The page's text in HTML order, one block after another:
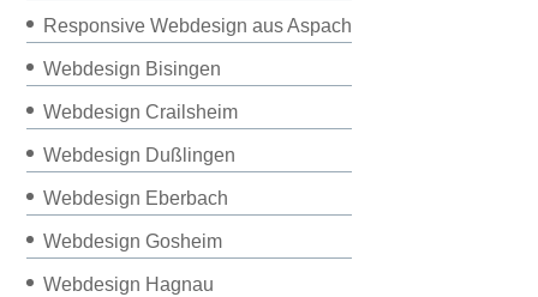
Responsive Webdesign aus Aspach
Webdesign Bisingen
Webdesign Crailsheim
Webdesign Dußlingen
Webdesign Eberbach
Webdesign Gosheim
Webdesign Hagnau